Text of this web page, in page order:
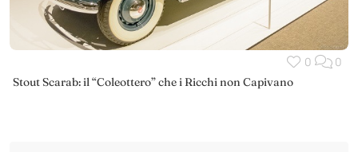
0 0
Stout Scarab: il “Coleottero” che i Ricchi non Capivano